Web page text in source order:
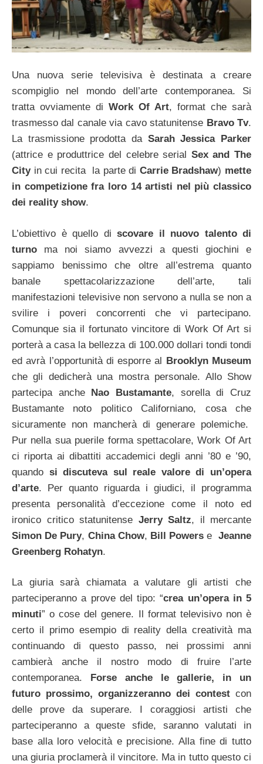
Una nuova serie televisiva è destinata a creare
scompiglio nel mondo dell’arte contemporanea. Si
tratta ovviamente di Work Of Art, format che sarà
trasmesso dal canale via cavo statunitense Bravo Tv.
La trasmissione prodotta daSarah Jessica Parker
(attrice e produttrice del celebre serial Sex and The
Cityin cui recita la parte di Carrie Bradshaw) mette
in competizione fra loro 14 artisti nel più classico
dei reality show.
L’obiettivo è quello di scovare il nuovo talento di
turno ma noi siamo avvezzi a questi giochini e
sappiamo benissimo che oltre all’estrema quanto
banale spettacolarizzazione dell’arte, tali
manifestazioni televisive non servono a nulla se non a
svilire i poveri concorrenti che vi partecipano.
Comunque sia il fortunato vincitore di Work Of Art si
porterà a casa la bellezza di 100.000 dollari tondi tondi
ed avrà l’opportunità di esporre al Brooklyn Museum
che gli dedicherà una mostra personale. Allo Show
partecipa anche Nao Bustamante, sorella di Cruz
Bustamante noto politico Californiano, cosa che
sicuramente non mancherà di generare polemiche.
Pur nella sua puerile forma spettacolare, Work Of Art
ci riporta ai dibattiti accademici degli anni ’80 e ’90,
quando si discuteva sul reale valore di un’opera
d’arte. Per quanto riguarda i giudici, il programma
presenta personalità d’eccezione come il noto ed
ironico critico statunitense Jerry Saltz, il mercante
Simon De Pury, China Chow, Bill Powerse Jeanne
Greenberg Rohatyn.
La giuria sarà chiamata a valutare gli artisti che
parteciperanno a prove del tipo: “crea un’opera in 5
minuti” o cose del genere. Il format televisivo non è
certo il primo esempio di reality della creatività ma
continuando di questo passo, nei prossimi anni
cambierà anche il nostro modo di fruire l’arte
contemporanea. Forse anche le gallerie, in un
futuro prossimo, organizzeranno dei contest con
delle prove da superare. I coraggiosi artisti che
parteciperanno a queste sfide, saranno valutati in
base alla loro velocità e precisione. Alla fine di tutto
una giuria proclamerà il vincitore. Ma in tutto questo ci